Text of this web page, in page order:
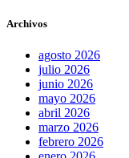
Archivos
agosto 2026
julio 2026
junio 2026
mayo 2026
abril 2026
marzo 2026
febrero 2026